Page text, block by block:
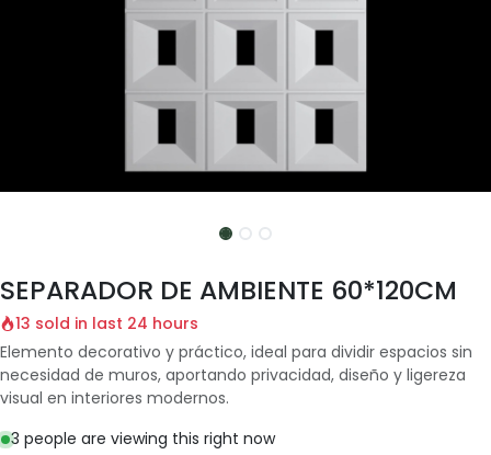
SEPARADOR DE AMBIENTE 60*120CM
13 sold in last 24 hours
Elemento decorativo y práctico, ideal para dividir espacios sin
necesidad de muros, aportando privacidad, diseño y ligereza
visual en interiores modernos.
3 people are viewing this right now